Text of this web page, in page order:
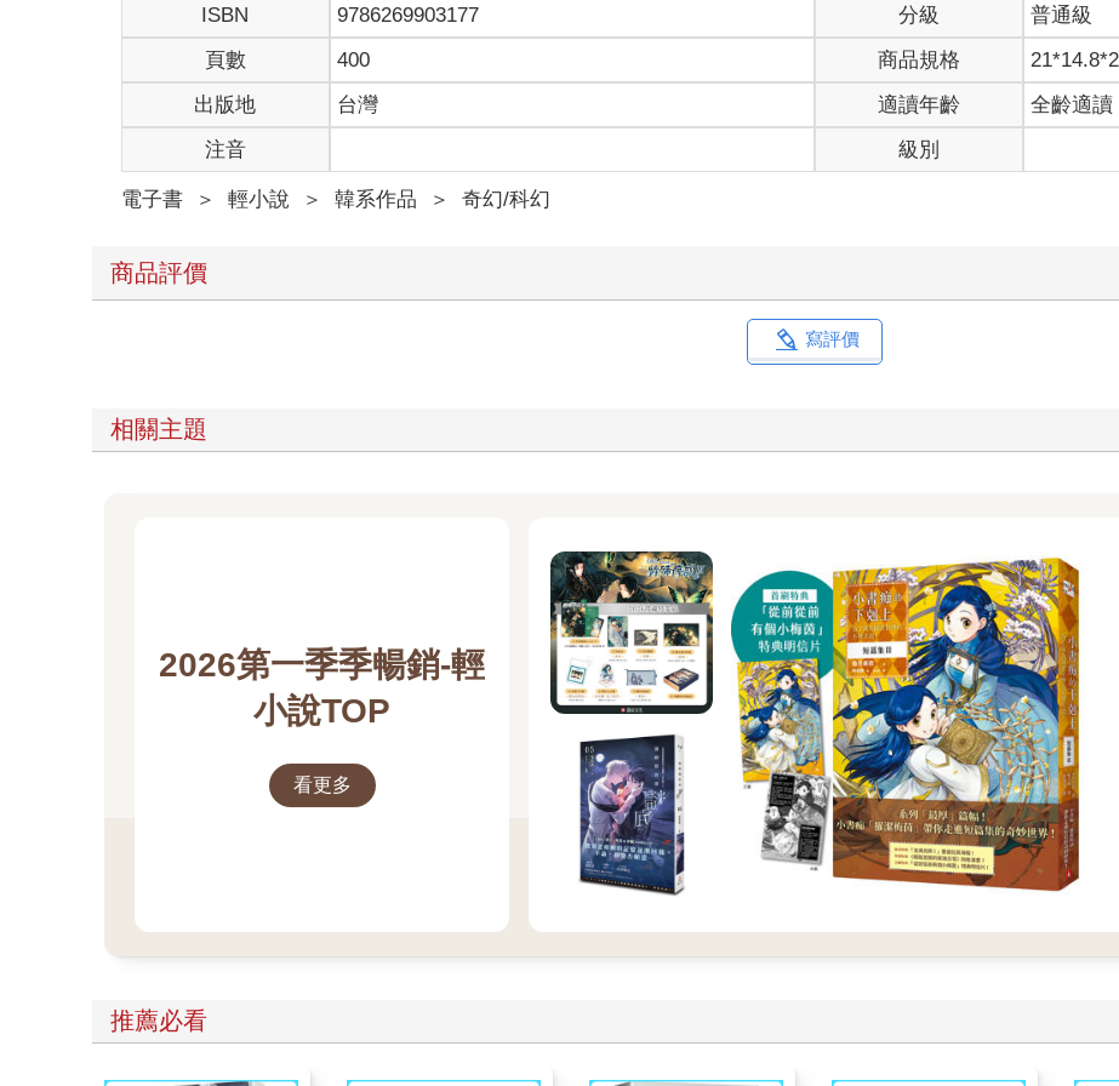
ISBN 9786269903177 分級
普通級
頁數
400 商品規格
21*14.8*2
出版地
台灣 適讀年齡
全齡適讀
注音
級別
電子書 ＞ 輕小說 ＞ 韓系作品 ＞ 奇幻/科幻
商品評價
寫評價
相關主題
2026第一季季暢銷-輕
小說TOP
看更多
推薦必看